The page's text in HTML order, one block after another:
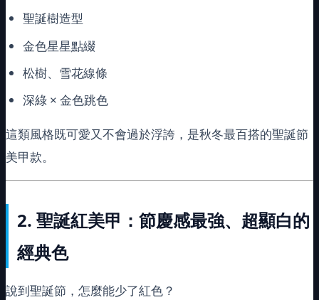
聖誕樹造型
金色星星點綴
松樹、雪花線條
深綠 × 金色跳色
這類風格既可愛又不會過於浮誇，是秋冬最百搭的聖誕節
美甲款。
2. 聖誕紅美甲：節慶感最強、超顯白的
經典色
說到聖誕節，怎麼能少了紅色？